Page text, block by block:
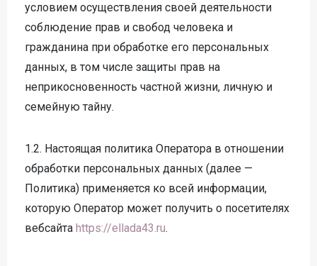
условием осуществления своей деятельности
соблюдение прав и свобод человека и
гражданина при обработке его персональных
данных, в том числе защиты прав на
неприкосновенность частной жизни, личную и
семейную тайну.
1.2. Настоящая политика Оператора в отношении
обработки персональных данных (далее —
Политика) применяется ко всей информации,
которую Оператор может получить о посетителях
вебсайта https://ellada43.ru.